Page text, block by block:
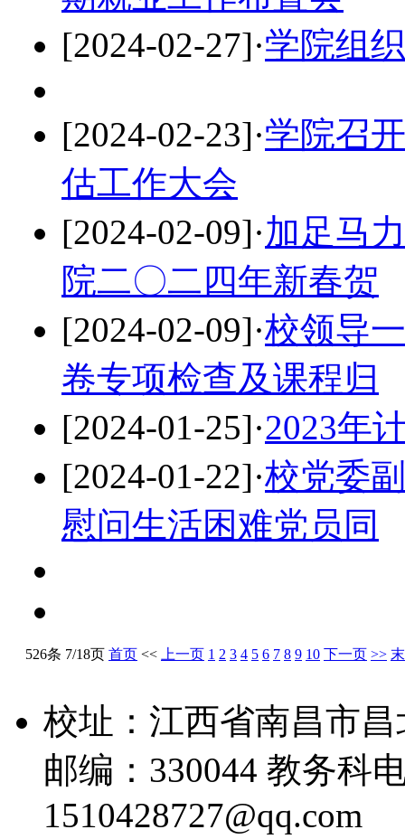
[2024-02-27]·学院组
[2024-02-23]·学院召
估工作大会
[2024-02-09]·加足马
院二〇二四年新春贺
[2024-02-09]·校领导
卷专项检查及课程归
[2024-01-25]·2023年
[2024-01-22]·校党委
慰问生活困难党员同
526条 7/18页 首页 << 上一页 1 2 3 4 5 6 7 8 9 10 下一页 >>
校址：江西省南昌市
邮编：330044 教务科
1510428727@qq.com